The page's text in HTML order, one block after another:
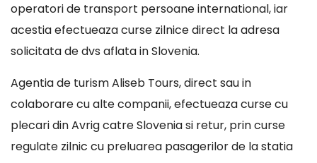
operatori de transport persoane international, iar
acestia efectueaza curse zilnice direct la adresa
solicitata de dvs aflata in Slovenia.
Agentia de turism Aliseb Tours, direct sau in
colaborare cu alte companii, efectueaza curse cu
plecari din Avrig catre Slovenia si retur, prin curse
regulate zilnic cu preluarea pasagerilor de la statia